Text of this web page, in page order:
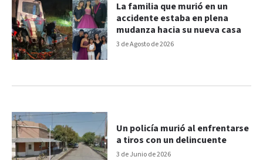
3 de Agosto de 2026
La familia que murió en un
accidente estaba en plena
mudanza hacia su nueva casa
3 de Junio de 2026
Un policía murió al enfrentarse
a tiros con un delincuente